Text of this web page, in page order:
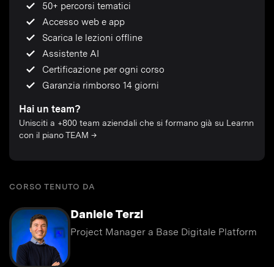
50+ percorsi tematici
Accesso web e app
Scarica le lezioni offline
Assistente AI
Certificazione per ogni corso
Garanzia rimborso 14 giorni
Hai un team?
Unisciti a +800 team aziendali che si formano già su Learnn
con il piano TEAM →
CORSO TENUTO DA
Daniele Terzi
Project Manager a Base Digitale Platform